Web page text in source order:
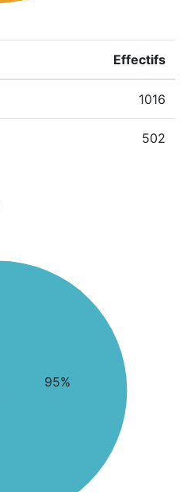
Effectifs
1016
502
95%